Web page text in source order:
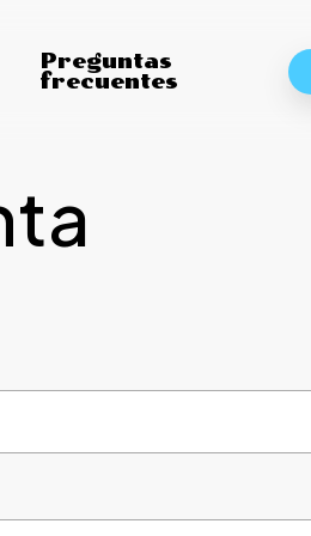
Preguntas
frecuentes